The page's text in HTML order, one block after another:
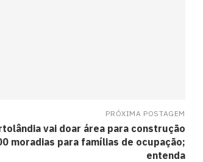
PRÓXIMA POSTAGEM
vai doar área para construção
moradias para famílias de ocupação;
entenda